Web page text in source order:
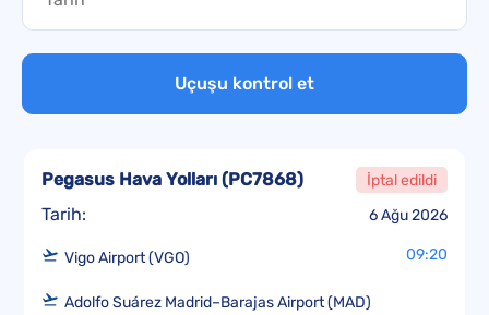
Uçuşu kontrol et
Tarih: 6 Ağu 2026
Pegasus Hava Yolları (PC7868) İptal edildi
Vigo Airport (VGO) 09:20
Adolfo Suárez Madrid–Barajas Airport (MAD)